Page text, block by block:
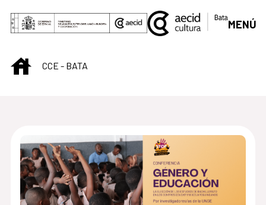
Saltar al contenido principal
MENÚ
INICIOCCE - BATA